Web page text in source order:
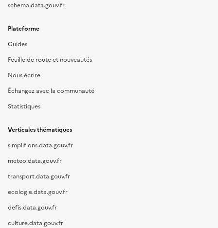
schema.data.gouv.fr
Plateforme
Guides
Feuille de route et nouveautés
Nous écrire
Échangez avec la communauté
Statistiques
Verticales thématiques
simplifions.data.gouv.fr
meteo.data.gouv.fr
transport.data.gouv.fr
ecologie.data.gouv.fr
defis.data.gouv.fr
culture.data.gouv.fr